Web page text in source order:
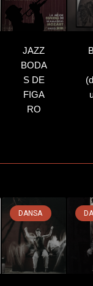
JAZZ
BODA
S DE
FIGA
RO
DANSA